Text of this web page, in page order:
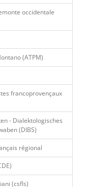
occidentale
(ATPM)
francoprovençaux
- Dialektologisches
(DIBS)
régional
(csfls)